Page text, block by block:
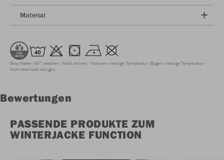
Material
Stop Water 40° waschen Nicht chloren Trocknen niedrige Temperatur Bügeln niedrige Temperatur
Nicht chemisch reinigen
Bewertungen
PASSENDE PRODUKTE ZUM
WINTERJACKE FUNCTION